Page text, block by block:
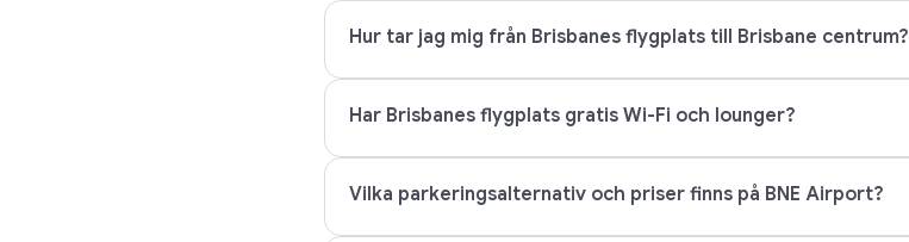
Hur tar jag mig från Brisbanes flygplats till Brisbane centrum?
Har Brisbanes flygplats gratis Wi-Fi och lounger?
Vilka parkeringsalternativ och priser finns på BNE Airport?